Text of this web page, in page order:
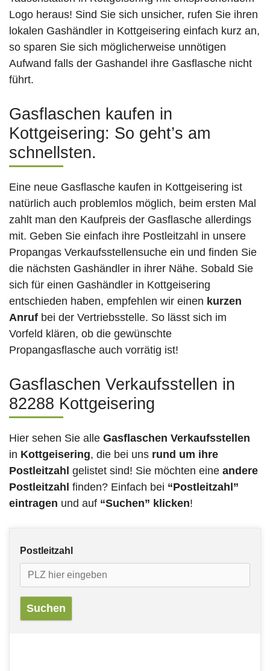
Logo heraus! Sind Sie sich unsicher, rufen Sie ihren
lokalen Gashändler in Kottgeisering einfach kurz an,
so sparen Sie sich möglicherweise unnötigen
Aufwand falls der Gashandel ihre Gasflasche nicht
führt.
Gasflaschen kaufen in
Kottgeisering: So geht’s am
schnellsten.
Eine neue Gasflasche kaufen in Kottgeisering ist
natürlich auch problemlos möglich, beim ersten Mal
zahlt man den Kaufpreis der Gasflasche allerdings
mit. Geben Sie einfach ihre Postleitzahl in unsere
Propangas Verkaufsstellensuche ein und finden Sie
die nächsten Gashändler in ihrer Nähe. Sobald Sie
sich für einen Gashändler in Kottgeisering
entschieden haben, empfehlen wir einen kurzen
Anruf bei der Vertriebsstelle. So lässt sich im
Vorfeld klären, ob die gewünschte
Propangasflasche auch vorrätig ist!
Gasflaschen Verkaufsstellen in
82288 Kottgeisering
Hier sehen Sie alle Gasflaschen Verkaufsstellen
in Kottgeisering, die bei uns rund um ihre
Postleitzahl gelistet sind! Sie möchten eine andere
Postleitzahl finden? Einfach bei “Postleitzahl”
eintragen und auf “Suchen” klicken!
Postleitzahl